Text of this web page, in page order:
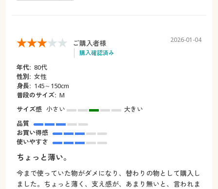
ご購入者様
購入確認済み
2026-01-04
年代: 80代
性別: 女性
身長: 145～150cm
普段のサイズ: M
サイズ感 小さい
大きい
品質
お買い得感
使いやすさ
ちょっと薄い。
今まで使っていた物がダメになり、替わりの物として購入し
ました。ちょっと薄く、支え感が、あまり無いと、言われま